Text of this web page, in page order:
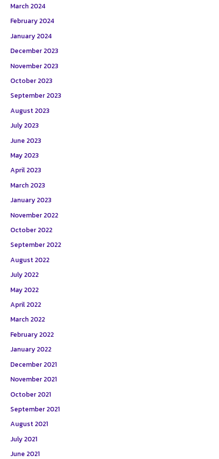
March 2024
February 2024
January 2024
December 2023
November 2023
October 2023
September 2023
August 2023
July 2023
June 2023
May 2023
April 2023
March 2023
January 2023
November 2022
October 2022
September 2022
August 2022
July 2022
May 2022
April 2022
March 2022
February 2022
January 2022
December 2021
November 2021
October 2021
September 2021
August 2021
July 2021
June 2021